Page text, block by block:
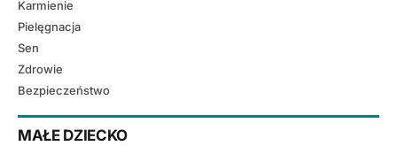
Karmienie
Pielęgnacja
Sen
Zdrowie
Bezpieczeństwo
MAŁE DZIECKO